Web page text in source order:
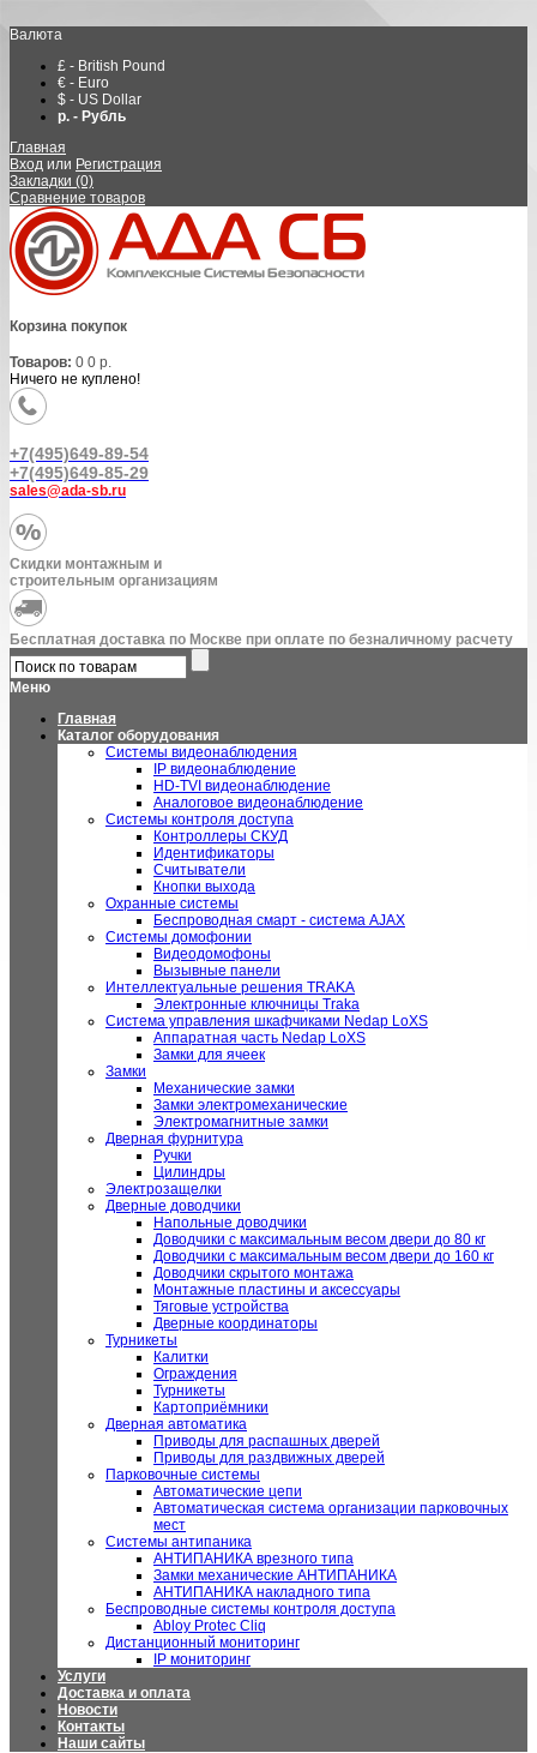
Валюта
£ - British Pound
€ - Euro
$ - US Dollar
р. - Рубль
Главная
Вход или Регистрация
Закладки (0)
Сравнение товаров
Корзина покупок
Товаров: 0 0 р.
Ничего не куплено!
+7(495)649-89-54
+7(495)649-85-29
sales@ada-sb.ru
Скидки монтажным и
строительным организациям
Бесплатная доставка по Москве при оплате по безналичному расчету
Меню
Главная
Каталог оборудования
Системы видеонаблюдения
IP видеонаблюдение
HD-TVI видеонаблюдение
Аналоговое видеонаблюдение
Системы контроля доступа
Контроллеры СКУД
Идентификаторы
Считыватели
Кнопки выхода
Охранные системы
Беспроводная смарт - система AJAX
Системы домофонии
Видеодомофоны
Вызывные панели
Интеллектуальные решения TRAKA
Электронные ключницы Traka
Система управления шкафчиками Nedap LoXS
Аппаратная часть Nedap LoXS
Замки для ячеек
Замки
Механические замки
Замки электромеханические
Электромагнитные замки
Дверная фурнитура
Ручки
Цилиндры
Электрозащелки
Дверные доводчики
Напольные доводчики
Доводчики с максимальным весом двери до 80 кг
Доводчики с максимальным весом двери до 160 кг
Доводчики скрытого монтажа
Монтажные пластины и аксессуары
Тяговые устройства
Дверные координаторы
Турникеты
Калитки
Ограждения
Турникеты
Картоприёмники
Дверная автоматика
Приводы для распашных дверей
Приводы для раздвижных дверей
Парковочные системы
Автоматические цепи
Автоматическая система организации парковочных
мест
Системы антипаника
АНТИПАНИКА врезного типа
Замки механические АНТИПАНИКА
АНТИПАНИКА накладного типа
Беспроводные системы контроля доступа
Abloy Protec Cliq
Дистанционный мониторинг
IP мониторинг
Услуги
Доставка и оплата
Новости
Контакты
Наши сайты